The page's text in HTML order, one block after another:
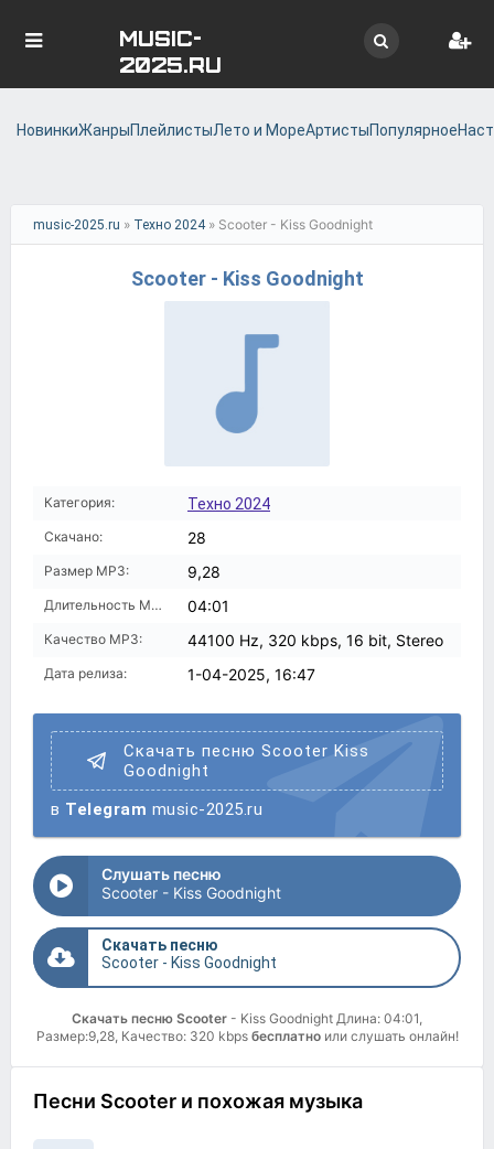
MUSIC-
2025.RU
НовинкиЖанрыПлейлистыЛето и МореАртистыПопулярное
music-2025.ru » Техно 2024» Scooter - Kiss Goodnight
Scooter - Kiss Goodnight
Категория: Техно 2024
Скачано: 28
Размер MP3: 9,28
Длительность MP3: 04:01
Качество MP3: 44100 Hz, 320 kbps, 16 bit, Stereo
Дата релиза: 1-04-2025, 16:47
Скачать песню Scooter Kiss
Goodnight
в Telegram music-2025.ru
Слушать песню
Scooter - Kiss Goodnight
Скачать песню
Scooter - Kiss Goodnight
Скачать песню Scooter - Kiss Goodnight Длина: 04:01,
Размер:9,28, Качество: 320 kbps бесплатноили слушать онлайн!
Песни Scooter и похожая музыка